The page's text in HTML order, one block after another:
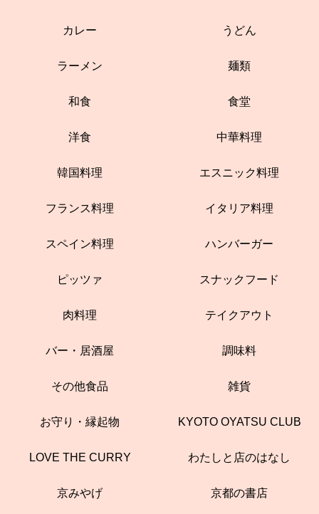
カレー うどん
ラーメン 麺類
和食 食堂
洋食 中華料理
韓国料理 エスニック料理
フランス料理 イタリア料理
スペイン料理 ハンバーガー
ピッツァ スナックフード
肉料理 テイクアウト
バー・居酒屋 調味料
その他食品 雑貨
お守り・縁起物 KYOTO OYATSU CLUB
LOVE THE CURRY わたしと店のはなし
京みやげ 京都の書店